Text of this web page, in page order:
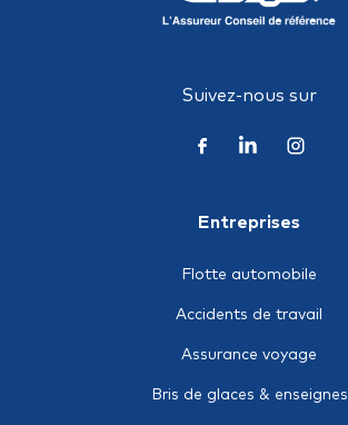
Suivez-nous sur
Entreprises
Flotte automobile
Accidents de travail
Assurance voyage
Bris de glaces & enseignes